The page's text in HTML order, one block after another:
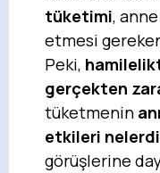
tüketimi,
etmesi
Peki,
gerçekten
tüketmenin
etkileri
görüşlerine